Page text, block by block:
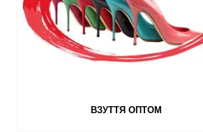
ВЗУТТЯ ОПТОМ